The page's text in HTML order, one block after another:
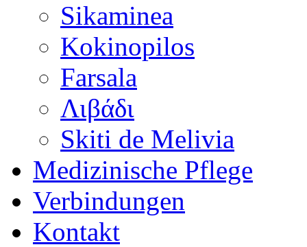
Sikaminea
Kokinopilos
Farsala
Λιβάδι
Skiti de Melivia
Medizinische Pflege
Verbindungen
Kontakt